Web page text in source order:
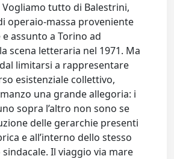
Vogliamo tutto di Balestrini,
operaio-massa proveniente
assunto a Torino ad
scena letteraria nel 1971. Ma
limitarsi a rappresentare
esistenziale collettivo,
una grande allegoria: i
sopra l’altro non sono se
delle gerarchie presenti
e all’interno dello stesso
Il viaggio via mare